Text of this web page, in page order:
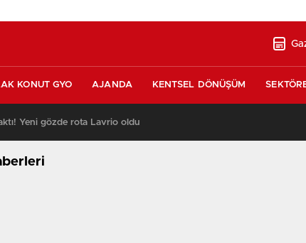
KONUT GYO AJANDA KENTSEL DÖNÜŞÜM
Yeni gözde rota Lavrio oldu